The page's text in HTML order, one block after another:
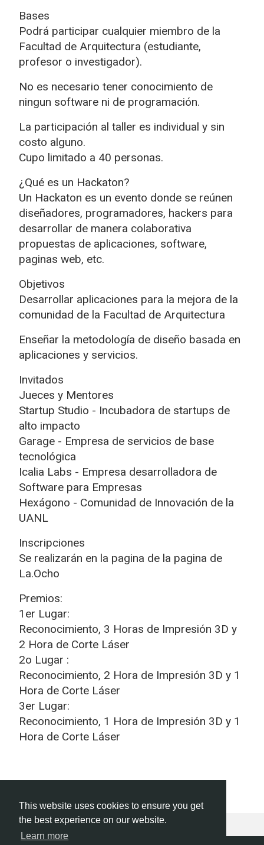
This website uses cookies to ensure you get
the best experience on our website.
Learn more
Bases
Podrá participar cualquier miembro de la
Facultad de Arquitectura (estudiante,
profesor o investigador).
No es necesario tener conocimiento de
ningun software ni de programación.
La participación al taller es individual y sin
costo alguno.
Cupo limitado a 40 personas.
¿Qué es un Hackaton?
Un Hackaton es un evento donde se reúnen
diseñadores, programadores, hackers para
desarrollar de manera colaborativa
propuestas de aplicaciones, software,
paginas web, etc.
Objetivos
Desarrollar aplicaciones para la mejora de la
comunidad de la Facultad de Arquitectura
Enseñar la metodología de diseño basada en
aplicaciones y servicios.
Invitados
Jueces y Mentores
Startup Studio - Incubadora de startups de
alto impacto
Garage - Empresa de servicios de base
tecnológica
Icalia Labs - Empresa desarrolladora de
Software para Empresas
Hexágono - Comunidad de Innovación de la
UANL
Inscripciones
Se realizarán en la pagina de la pagina de
La.Ocho
Premios:
1er Lugar:
Reconocimiento, 3 Horas de Impresión 3D y
2 Hora de Corte Láser
2o Lugar :
Reconocimiento, 2 Hora de Impresión 3D y 1
Hora de Corte Láser
3er Lugar:
Reconocimiento, 1 Hora de Impresión 3D y 1
Hora de Corte Láser